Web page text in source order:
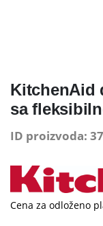
KitchenAid
sa
ID proizvoda:
Cena za odloženo